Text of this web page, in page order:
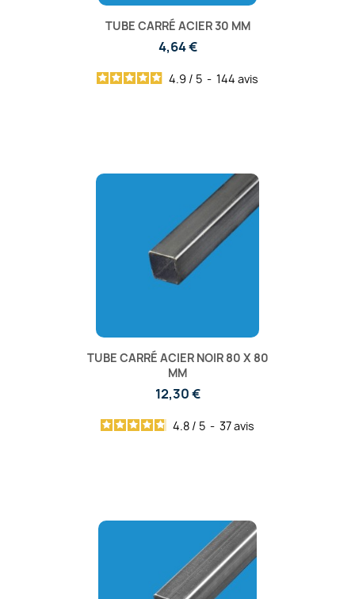
TUBE CARRÉ ACIER 30 MM
4,64 €
4.9 / 5 - 144 avis
TUBE CARRÉ ACIER NOIR 80 X 80
MM
12,30 €
4.8 / 5 - 37avis